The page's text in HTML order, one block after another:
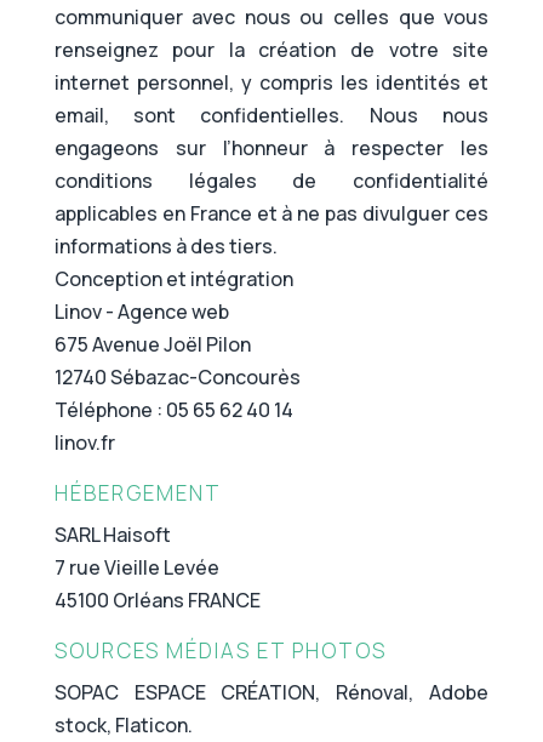
communiquer avec nous ou celles que vous
renseignez pour la création de votre site
internet personnel, y compris les identités et
email, sont confidentielles. Nous nous
engageons sur l’honneur à respecter les
conditions légales de confidentialité
applicables en France et à ne pas divulguer ces
informations à des tiers.
Conception et intégration
Linov - Agence web
675 Avenue Joël Pilon
12740 Sébazac-Concourès
Téléphone : 05 65 62 40 14
linov.fr
HÉBERGEMENT
SARL Haisoft
7 rue Vieille Levée
45100 Orléans FRANCE
SOURCES MÉDIAS ET PHOTOS
SOPAC ESPACE CRÉATION, Rénoval, Adobe
stock, Flaticon.